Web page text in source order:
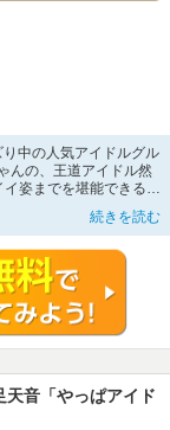
中の人気アイドルグル
んの、王道アイドル然
姿までを堪能できる、
ームで公開!!
列のハイライトや検
続きを読む
天音「やっぱアイド